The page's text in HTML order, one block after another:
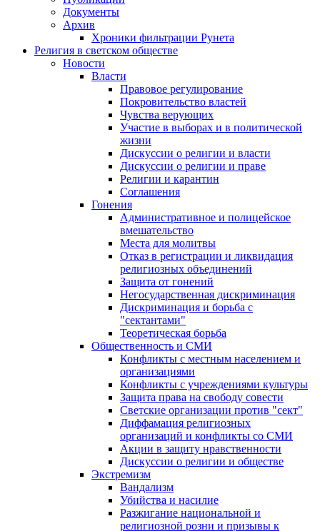
Документы
Архив
Хроники фильтрации Рунета
Религия в светском обществе
Новости
Власти
Правовое регулирование
Покровительство властей
Чувства верующих
Участие в выборах и в политической
жизни
Дискуссии о религии и власти
Дискуссии о религии и праве
Религии и карантин
Соглашения
Гонения
Административное и полицейское
вмешательство
Места для молитвы
Отказ в регистрации и ликвидация
религиозных объединений
Защита от гонений
Негосударственная дискриминация
Дискриминация и борьба с
"сектантами"
Теоретическая борьба
Общественность и СМИ
Конфликты с местным населением и
организациями
Конфликты с учреждениями культуры
Защита права на свободу совести
Светские организации против "сект"
Диффамация религиозных
организаций и конфликты со СМИ
Акции в защиту нравственности
Дискуссии о религии и обществе
Экстремизм
Вандализм
Убийства и насилие
Разжигание национальной и
религиозной розни и призывы к